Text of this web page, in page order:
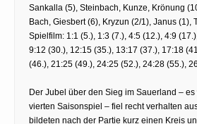
Sankalla (5), Steinbach, Kunze, Krönung
Bach, Giesbert (6), Kryzun (2/1), Janus (1),
Spielfilm: 1:1 (5.), 1:3 (7.), 4:5 (12.), 4:9
9:12 (30.), 12:15 (35.), 13:17 (37.), 17:18
(46.), 21:25 (49.), 24:25 (52.), 24:28 (55.),
Der Jubel über den Sieg im Sauerland –
vierten Saisonspiel – fiel recht verhalten
bildeten nach der Partie kurz einen Kreis